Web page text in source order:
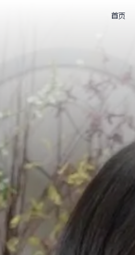
首页